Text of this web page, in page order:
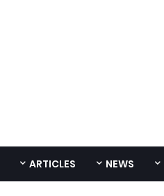
NEWS
ARTICLES